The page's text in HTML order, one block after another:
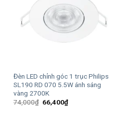
Đèn LED chỉnh góc 1 trục Philips
SL190 RD 070 5.5W ánh sáng
vàng 2700K
74,000₫ Giá
gốc
66,400₫Giá
hiện